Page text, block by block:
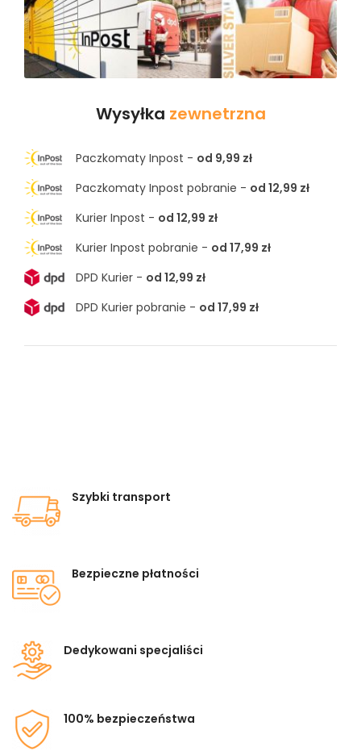
Wysyłka zewnetrzna
Paczkomaty Inpost - od 9,99 zł
Paczkomaty Inpost pobranie - od 12,99 zł
Kurier Inpost - od 12,99 zł
Kurier Inpost pobranie - od 17,99 zł
DPD Kurier - od 12,99 zł
DPD Kurier pobranie - od 17,99 zł
Szybki transport
Bezpieczne płatności
Dedykowani specjaliści
100% bezpieczeństwa